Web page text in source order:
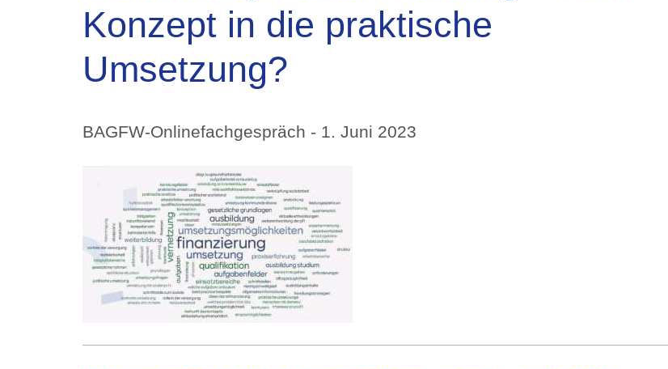
Konzept in die praktische
Umsetzung?
BAGFW-Onlinefachgespräch - 1. Juni 2023